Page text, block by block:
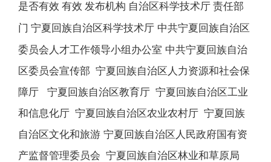
是否有效 有效 发布机构 自治区科学技术厅 责任部
门 宁夏回族自治区科学技术厅 中共宁夏回族自治区
委员会人才工作领导小组办公室 中共宁夏回族自治
区委员会宣传部 宁夏回族自治区人力资源和社会保
障厅 宁夏回族自治区教育厅 宁夏回族自治区工业
和信息化厅 宁夏回族自治区农业农村厅 宁夏回族
自治区文化和旅游 宁夏回族自治区人民政府国有资
产监督管理委员会 宁夏回族自治区林业和草原局